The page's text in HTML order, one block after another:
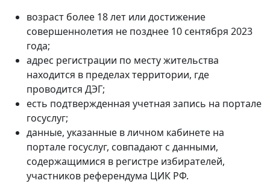
возраст более 18 лет или достижение
совершеннолетия не позднее 10 сентября 2023
года;
адрес регистрации по месту жительства
находится в пределах территории, где
проводится ДЭГ;
есть подтвержденная учетная запись на портале
госуслуг;
данные, указанные в личном кабинете на
портале госуслуг, совпадают с данными,
содержащимися в регистре избирателей,
участников референдума ЦИК РФ.